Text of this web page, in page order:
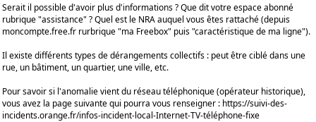
Serait il possible d'avoir plus d'informations ? Que dit votre espace abonné
rubrique "assistance" ? Quel est le NRA auquel vous êtes rattaché (depuis
moncompte.free.fr rurbrique "ma Freebox" puis "caractéristique de ma ligne").
Il existe différents types de dérangements collectifs : peut être ciblé dans une
rue, un bâtiment, un quartier, une ville, etc.
Pour savoir si l'anomalie vient du réseau téléphonique (opérateur historique),
vous avez la page suivante qui pourra vous renseigner : https://suivi-des-
incidents.orange.fr/infos-incident-local-Internet-TV-téléphone-fixe